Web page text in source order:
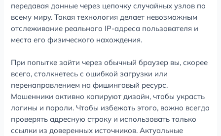
передавая данные через цепочку случайных узлов по
всему миру. Такая технология делает невозможным
отслеживание реального IP-адреса пользователя и
места его физического нахождения.
При попытке зайти через обычный браузер вы, скорее
всего, столкнетесь с ошибкой загрузки или
перенаправлением на фишинговый ресурс.
Мошенники активно копируют дизайн, чтобы украсть
логины и пароли. Чтобы избежать этого, важно всегда
проверять адресную строку и использовать только
ссылки из доверенных источников. Актуальные